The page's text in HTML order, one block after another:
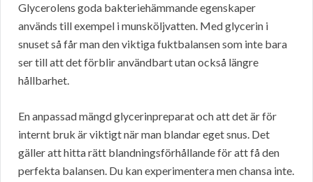
Glycerolens goda bakteriehämmande egenskaper
används till exempel i munsköljvatten. Med glycerin i
snuset så får man den viktiga fuktbalansen som inte bara
ser till att det förblir användbart utan också längre
hållbarhet.
En anpassad mängd glycerinpreparat och att det är för
internt bruk är viktigt när man blandar eget snus. Det
gäller att hitta rätt blandningsförhållande för att få den
perfekta balansen. Du kan experimentera men chansa inte.